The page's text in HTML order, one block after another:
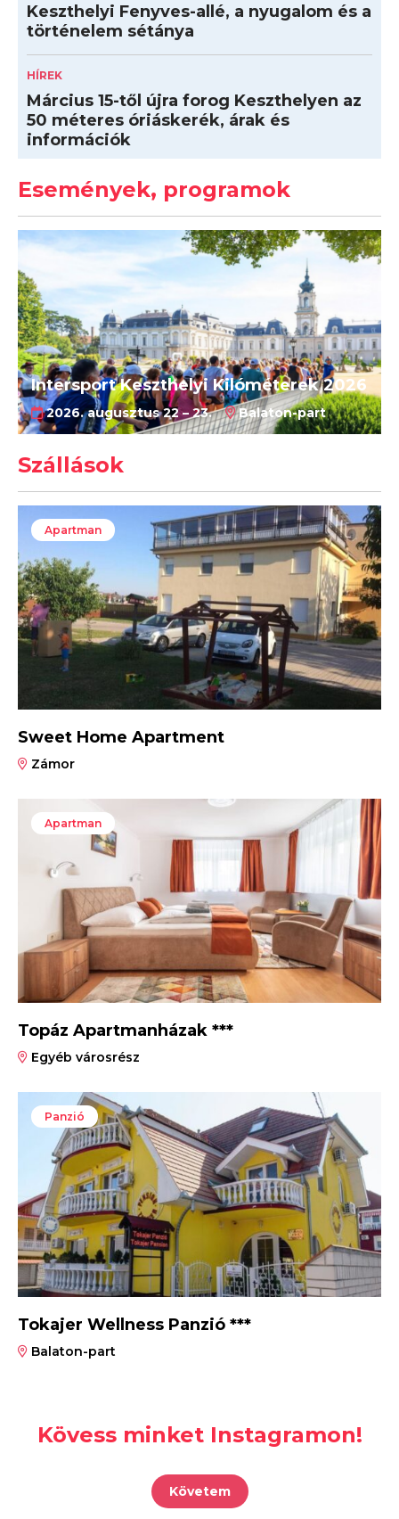
Keszthelyi Fenyves-allé, a nyugalom és a
történelem sétánya
HÍREK
Március 15-től újra forog Keszthelyen az
50 méteres óriáskerék, árak és
információk
Események, programok
Intersport Keszthelyi Kilóméterek 2026
2026. augusztus 22 – 23. Balaton-part
Szállások
Apartman
Sweet Home Apartment
Zámor
Apartman
Topáz Apartmanházak ***
Egyéb városrész
Panzió
Tokajer Wellness Panzió ***
Balaton-part
Kövess minket Instagramon!
Követem